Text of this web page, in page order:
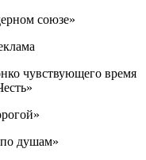
союзе»
чувствующего время
душам»